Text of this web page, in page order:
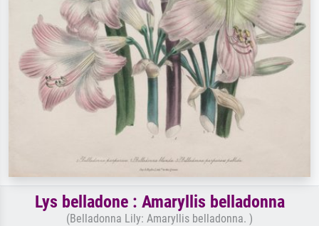
Lys belladone : Amaryllis belladonna
(Belladonna Lily: Amaryllis belladonna. )